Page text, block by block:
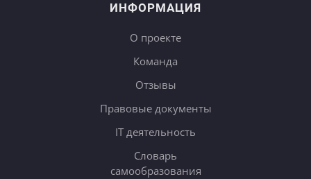
ИНФОРМАЦИЯ
О проекте
Команда
Отзывы
Правовые документы
IT деятельность
Словарь
самообразования